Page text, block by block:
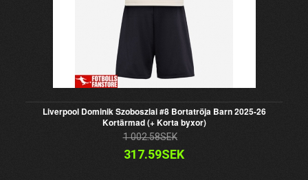
Liverpool Dominik Szoboszlai #8 Bortatröja Barn 2025-26
Kortärmad (+ Korta byxor)
1 002.58SEK
317.59SEK